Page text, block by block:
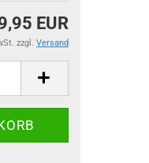
EUR
zzgl. Versand